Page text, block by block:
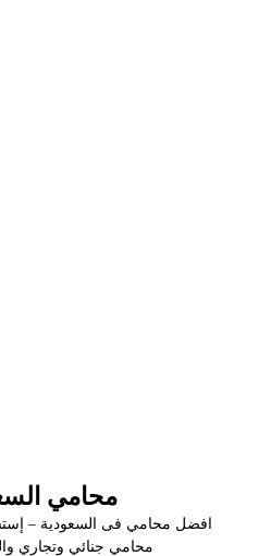
محامي
افضل محامي فى السعودية –
محامي جنائي وتجاري